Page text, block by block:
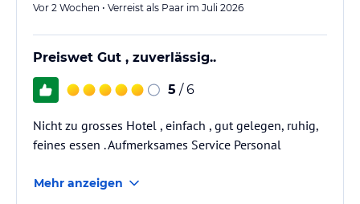
Vor 2 Wochen • Verreist als Paar im Juli 2026
Preiswet Gut , zuverlässig..
5 / 6
Nicht zu grosses Hotel , einfach , gut gelegen, ruhig,
feines essen . Aufmerksames Service Personal
Mehr anzeigen